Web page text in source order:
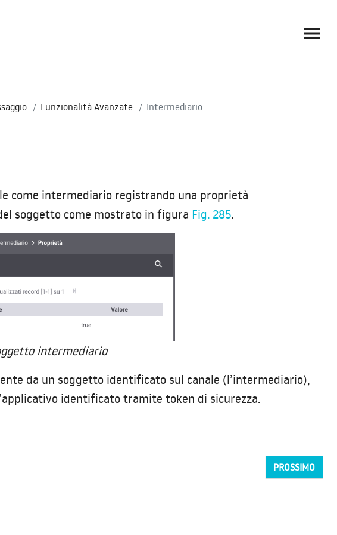

Funzionalità Avanzate Intermediario
come intermediario registrando una proprietà
soggetto come mostrato in figura Fig. 285.
intermediario
da un soggetto identificato sul canale (l’intermediario),
identificato tramite token di sicurezza.
PROSSIMO